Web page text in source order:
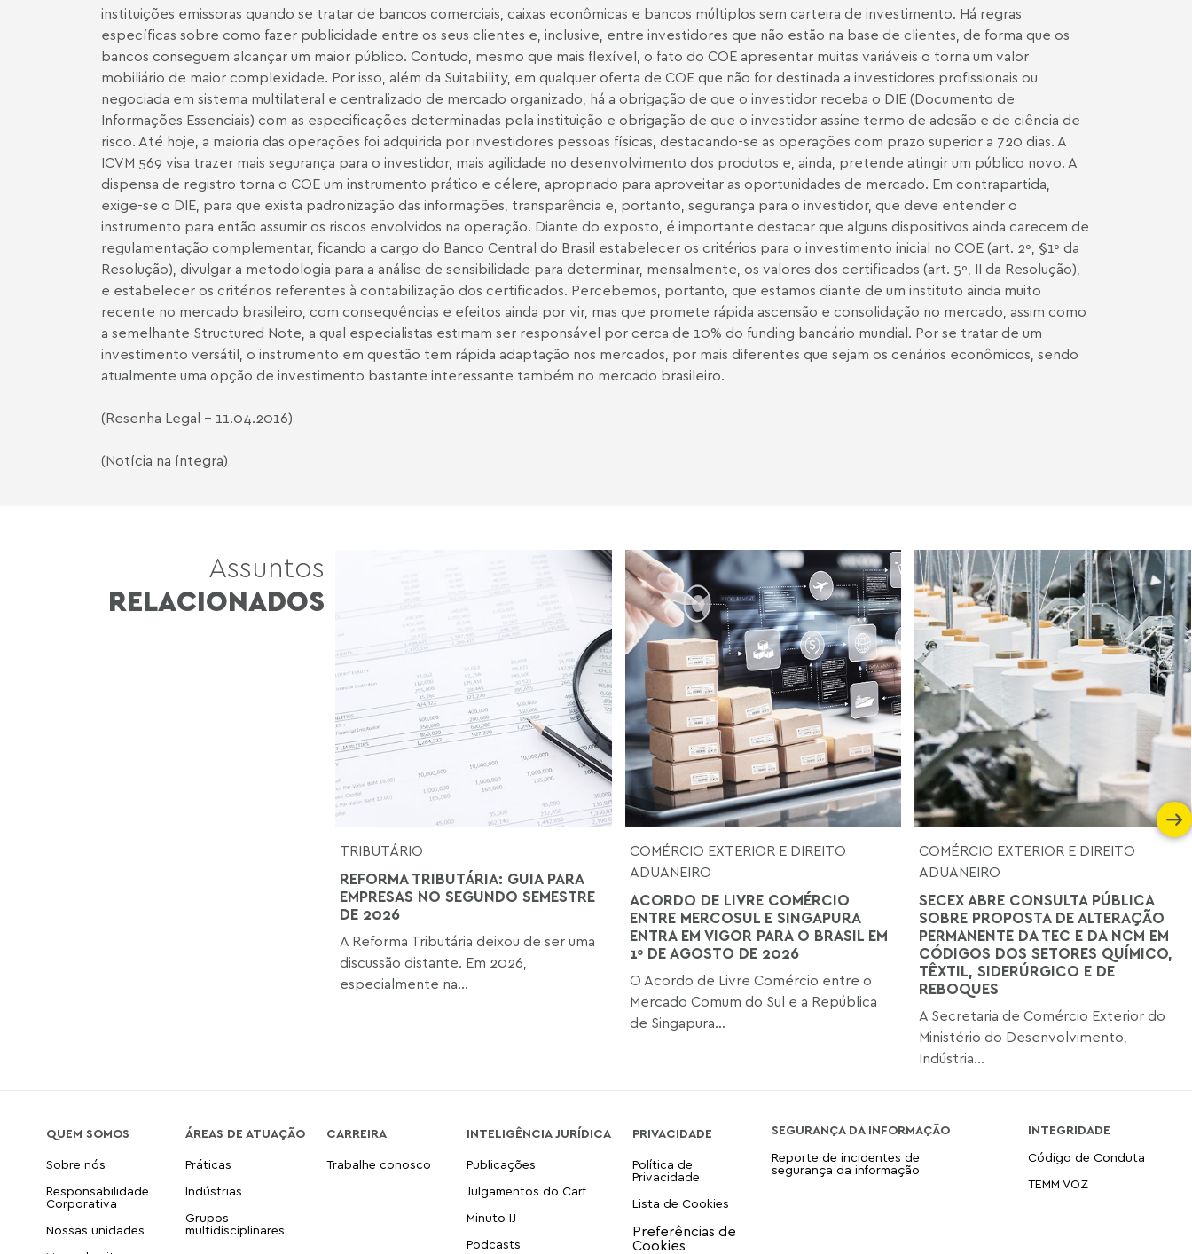
instituições emissoras quando se tratar de bancos comerciais, caixas econômicas e bancos múltiplos sem carteira de investimento. Há regras
específicas sobre como fazer publicidade entre os seus clientes e, inclusive, entre investidores que não estão na base de clientes, de forma que os
bancos conseguem alcançar um maior público. Contudo, mesmo que mais flexível, o fato do COE apresentar muitas variáveis o torna um valor
mobiliário de maior complexidade. Por isso, além da Suitability, em qualquer oferta de COE que não for destinada a investidores profissionais ou
negociada em sistema multilateral e centralizado de mercado organizado, há a obrigação de que o investidor receba o DIE (Documento de
Informações Essenciais) com as especificações determinadas pela instituição e obrigação de que o investidor assine termo de adesão e de ciência de
risco. Até hoje, a maioria das operações foi adquirida por investidores pessoas físicas, destacando-se as operações com prazo superior a 720 dias. A
ICVM 569 visa trazer mais segurança para o investidor, mais agilidade no desenvolvimento dos produtos e, ainda, pretende atingir um público novo. A
dispensa de registro torna o COE um instrumento prático e célere, apropriado para aproveitar as oportunidades de mercado. Em contrapartida,
exige-se o DIE, para que exista padronização das informações, transparência e, portanto, segurança para o investidor, que deve entender o
instrumento para então assumir os riscos envolvidos na operação. Diante do exposto, é importante destacar que alguns dispositivos ainda carecem de
regulamentação complementar, ficando a cargo do Banco Central do Brasil estabelecer os critérios para o investimento inicial no COE (art. 2º, §1º da
Resolução), divulgar a metodologia para a análise de sensibilidade para determinar, mensalmente, os valores dos certificados (art. 5º, II da Resolução),
e estabelecer os critérios referentes à contabilização dos certificados. Percebemos, portanto, que estamos diante de um instituto ainda muito
recente no mercado brasileiro, com consequências e efeitos ainda por vir, mas que promete rápida ascensão e consolidação no mercado, assim como
a semelhante Structured Note, a qual especialistas estimam ser responsável por cerca de 10% do funding bancário mundial. Por se tratar de um
investimento versátil, o instrumento em questão tem rápida adaptação nos mercados, por mais diferentes que sejam os cenários econômicos, sendo
atualmente uma opção de investimento bastante interessante também no mercado brasileiro.
(Resenha Legal - 11.04.2016)
(Notícia na íntegra)
Assuntos
RELACIONADOS
TRIBUTÁRIO
REFORMA TRIBUTÁRIA: GUIA PARA
EMPRESAS NO SEGUNDO SEMESTRE
DE 2026
A Reforma Tributária deixou de ser uma
discussão distante. Em 2026,
especialmente na...
COMÉRCIO EXTERIOR E DIREITO
ADUANEIRO
ACORDO DE LIVRE COMÉRCIO
ENTRE MERCOSUL E SINGAPURA
ENTRA EM VIGOR PARA O BRASIL EM
1º DE AGOSTO DE 2026
O Acordo de Livre Comércio entre o
Mercado Comum do Sul e a República
de Singapura...
COMÉRCIO EXTERIOR E DIREITO
ADUANEIRO
SECEX ABRE CONSULTA PÚBLICA
SOBRE PROPOSTA DE ALTERAÇÃO
PERMANENTE DA TEC E DA NCM EM
CÓDIGOS DOS SETORES QUÍMICO,
TÊXTIL, SIDERÚRGICO E DE
REBOQUES
A Secretaria de Comércio Exterior do
Ministério do Desenvolvimento,
Indústria...
QUEM SOMOS
Sobre nós
Responsabilidade
Corporativa
Nossas unidades
ÁREAS DE ATUAÇÃO
Práticas
Indústrias
Grupos
multidisciplinares
CARREIRA
Trabalhe conosco
INTELIGÊNCIA JURÍDICA
Publicações
Julgamentos do Carf
Minuto IJ
Podcasts
PRIVACIDADE
Política de
Privacidade
Lista de Cookies
SEGURANÇA DA INFORMAÇÃO
Reporte de incidentes de
segurança da informação
INTEGRIDADE
Código de Conduta
TEMM VOZ